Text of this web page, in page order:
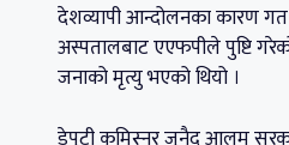
देशव्यापी आन्दोलनका कारण गत
अस्पतालबाट एएफपीले पुष्टि
जनाको मृत्यु भएको थियो ।